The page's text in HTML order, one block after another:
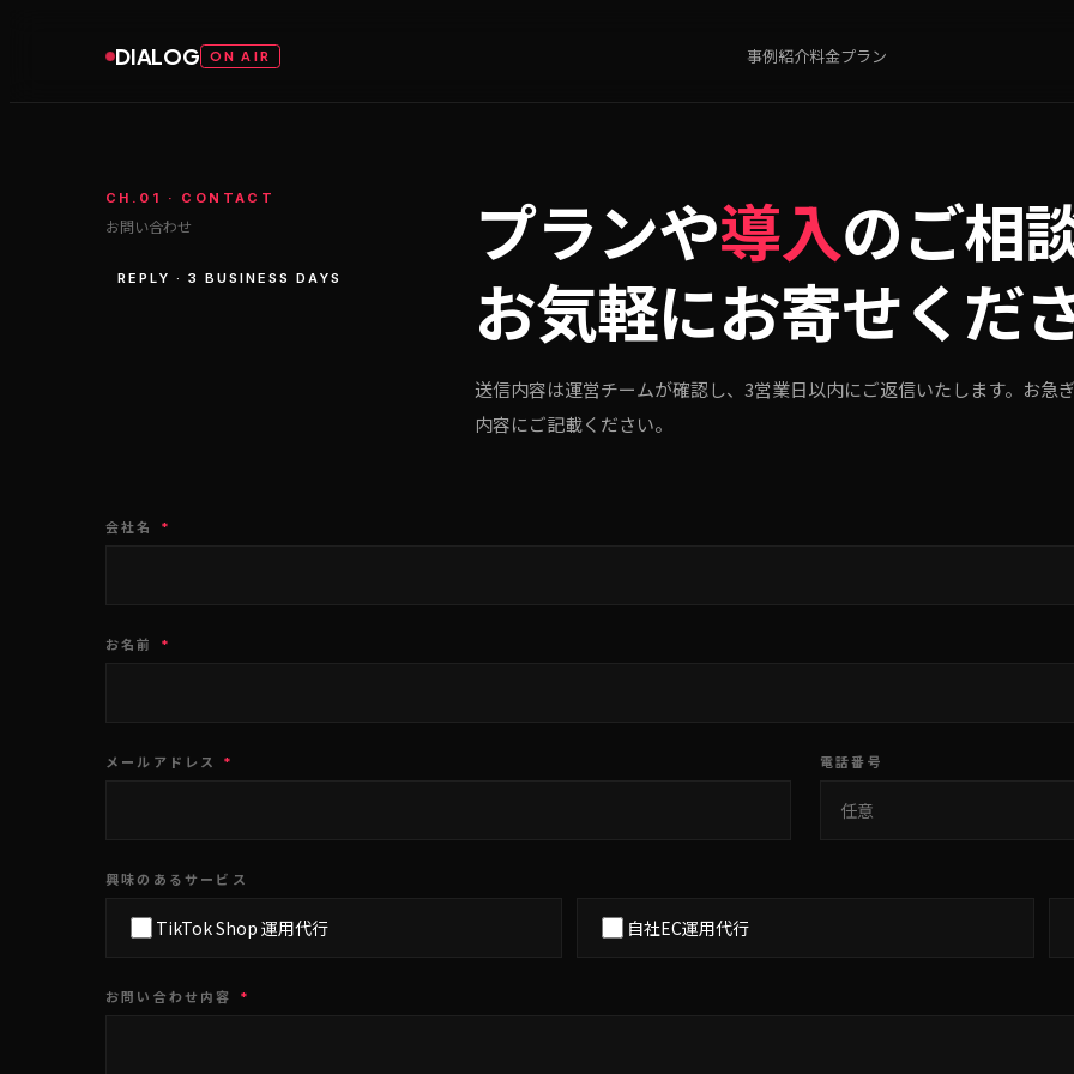
DIALOG ON AIR 事例紹介料金プラン
CH.01 · CONTACT
お問い合わせ
REPLY · 3 BUSINESS DAYS
プランや導入のご相
お気軽にお寄せくだ
送信内容は運営チームが確認し、3営業日以内にご返信いたします。お急
内容にご記載ください。
会社名 *
お名前 *
メールアドレス * 電話番号
興味のあるサービス
TikTok Shop 運用代行 自社EC運用代行
お問い合わせ内容 *